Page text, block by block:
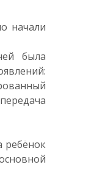
начали
была
ребёнок